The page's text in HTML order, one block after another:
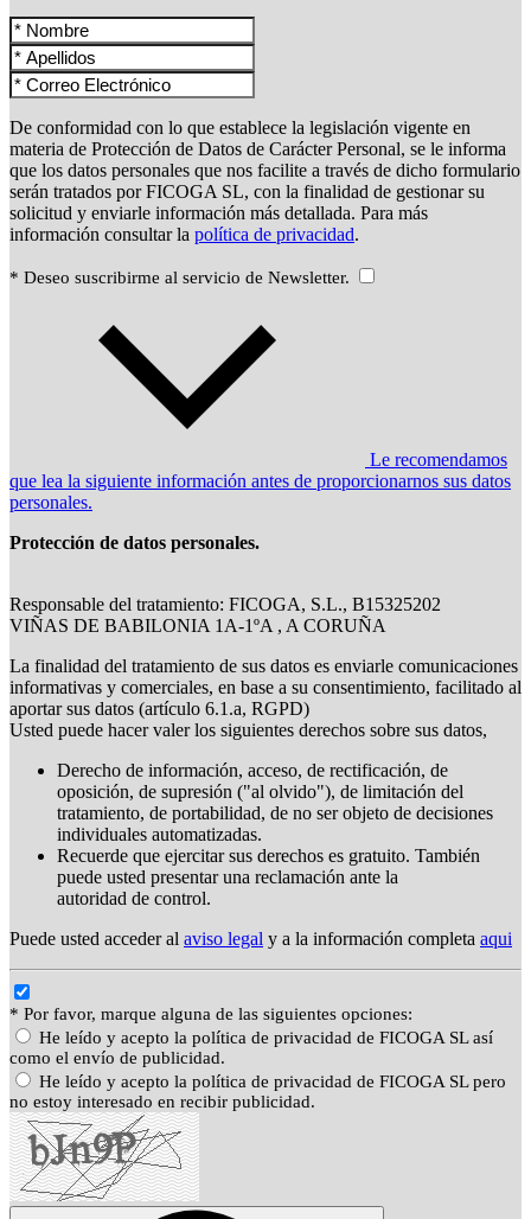
De conformidad con lo que establece la legislación vigente en
materia de Protección de Datos de Carácter Personal, se le informa
que los datos personales que nos facilite a través de dicho formulario
serán tratados por FICOGA SL, con la finalidad de gestionar su
solicitud y enviarle información más detallada. Para más
información consultar la política de privacidad.
* Deseo suscribirme al servicio de Newsletter.
Le recomendamos
que lea la siguiente información antes de proporcionarnos sus datos
personales.
Protección de datos personales.
Responsable del tratamiento: FICOGA, S.L., B15325202
VIÑAS DE BABILONIA 1A-1ºA , A CORUÑA
La finalidad del tratamiento de sus datos es enviarle comunicaciones
informativas y comerciales, en base a su consentimiento, facilitado al
aportar sus datos (artículo 6.1.a, RGPD)
Usted puede hacer valer los siguientes derechos sobre sus datos,
Derecho de información, acceso, de rectificación, de
oposición, de supresión ("al olvido"), de limitación del
tratamiento, de portabilidad, de no ser objeto de decisiones
individuales automatizadas.
Recuerde que ejercitar sus derechos es gratuito. También
puede usted presentar una reclamación ante la
autoridad de control.
Puede usted acceder al aviso legal y a la información completa aqui
* Por favor, marque alguna de las siguientes opciones:
He leído y acepto la política de privacidad de FICOGA SL así
como el envío de publicidad.
He leído y acepto la política de privacidad de FICOGA SL pero
no estoy interesado en recibir publicidad.